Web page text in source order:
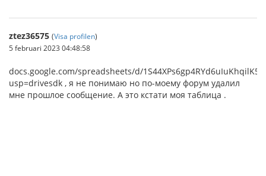
ztez36575 (Visa profilen)
5 februari 2023 04:48:58
docs.google.com/spreadsheets/d/
usp=drivesdk , я не понимаю но по-моему форум удалил
мне прошлое сообщение. А это кстати моя таблица .